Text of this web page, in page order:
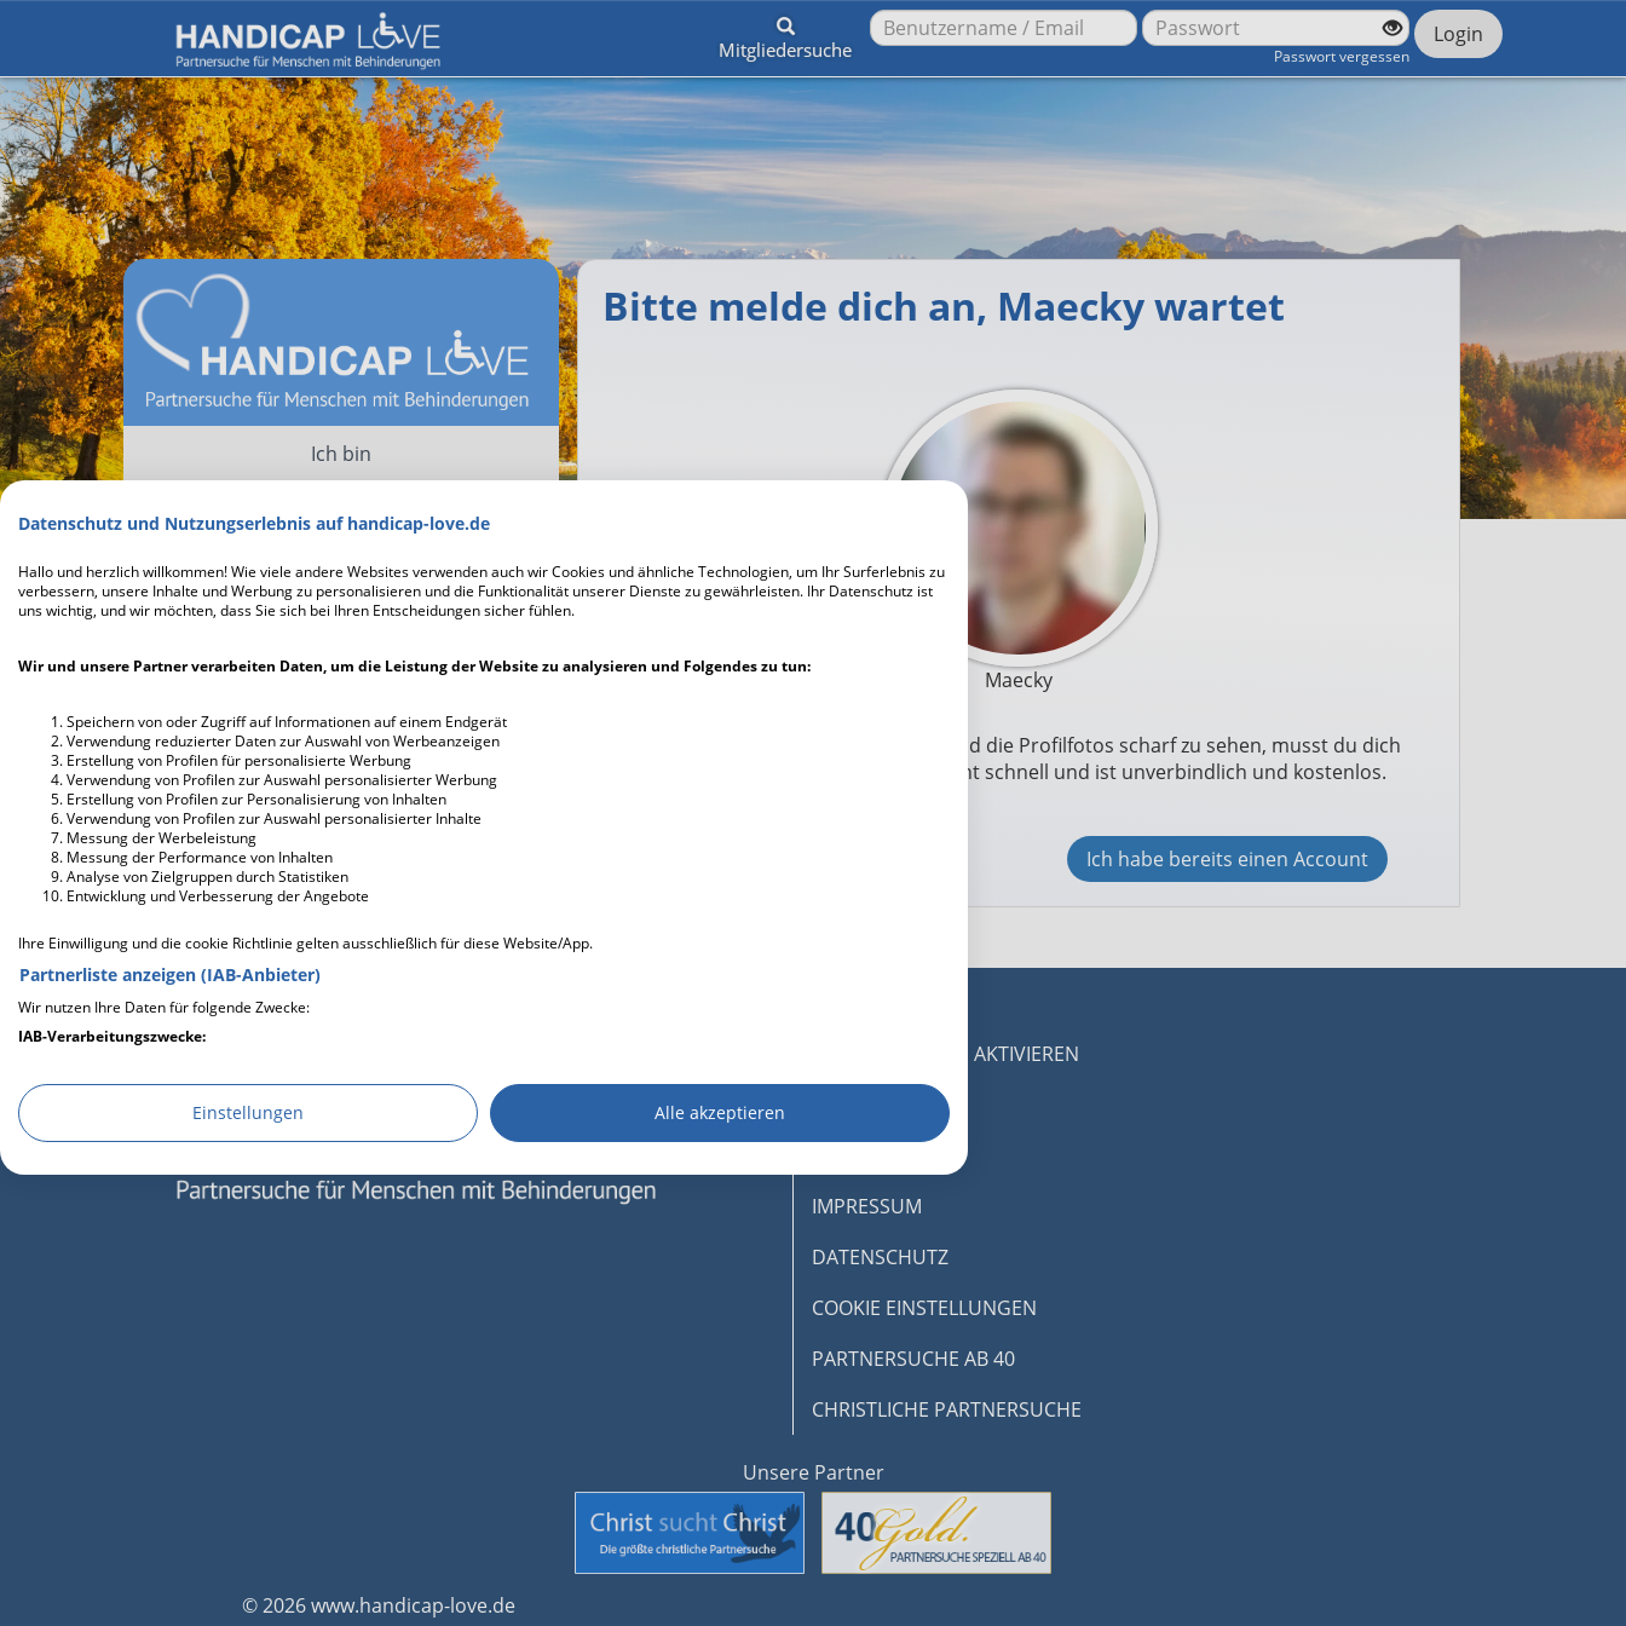
Datenschutz und Nutzungserlebnis auf handicap-love.de
Hallo und herzlich willkommen! Wie viele andere Websites verwenden auch wir Cookies und ähnliche Technologien, um Ihr Surferlebnis zu
verbessern, unsere Inhalte und Werbung zu personalisieren und die Funktionalität unserer Dienste zu gewährleisten. Ihr Datenschutz ist
uns wichtig, und wir möchten, dass Sie sich bei Ihren Entscheidungen sicher fühlen.
Wir und unsere Partner verarbeiten Daten, um die Leistung der Website zu analysieren und Folgendes zu tun:
Speichern von oder Zugriff auf Informationen auf einem Endgerät
Verwendung reduzierter Daten zur Auswahl von Werbeanzeigen
Erstellung von Profilen für personalisierte Werbung
Verwendung von Profilen zur Auswahl personalisierter Werbung
Erstellung von Profilen zur Personalisierung von Inhalten
Verwendung von Profilen zur Auswahl personalisierter Inhalte
Messung der Werbeleistung
Messung der Performance von Inhalten
Analyse von Zielgruppen durch Statistiken
Entwicklung und Verbesserung der Angebote
Ihre Einwilligung und die cookie Richtlinie gelten ausschließlich für diese Website/App.
Partnerliste anzeigen (IAB-Anbieter)
Wir nutzen Ihre Daten für folgende Zwecke:
IAB-Verarbeitungszwecke:
Verwendung reduzierter Daten zur Auswahl von Werbeanzeigen
Erstellung von Profilen für personalisierte Werbung
Einstellungen Alle akzeptieren
Passwort vergessen
Login
Mitgliedersuche
Ich bin
ein Mann
Kostenlos registrieren
„Warumsolltest du dir die Chance nehmen
finden, der dich so nimmt wie du bist?“
Bitte melde dich an, Maecky wartet
Maecky
Um mit Maecky in Kontakt zu treten und die Profilfotos scharf zu sehen, musst du dich
zuerst registrieren. Die Anmeldung geht schnell und ist unverbindlich und kostenlos.
Ich habe bereits einen Account
DESKTOPMODUS AKTIVIEREN
IMPRESSUM
DATENSCHUTZ
COOKIE EINSTELLUNGEN
PARTNERSUCHE AB 40
CHRISTLICHE PARTNERSUCHE
Unsere Partner
© 2026 www.handicap-love.de